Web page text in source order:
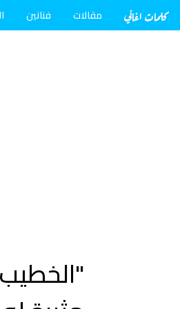
كلمات اغاني مقالات فنانين